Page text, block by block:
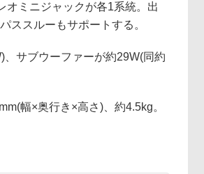
オミニジャックが各1系統。出
ススルーもサポートする。
サブウーファーが約29W(同約
幅×奥行き×高さ)、約4.5kg。